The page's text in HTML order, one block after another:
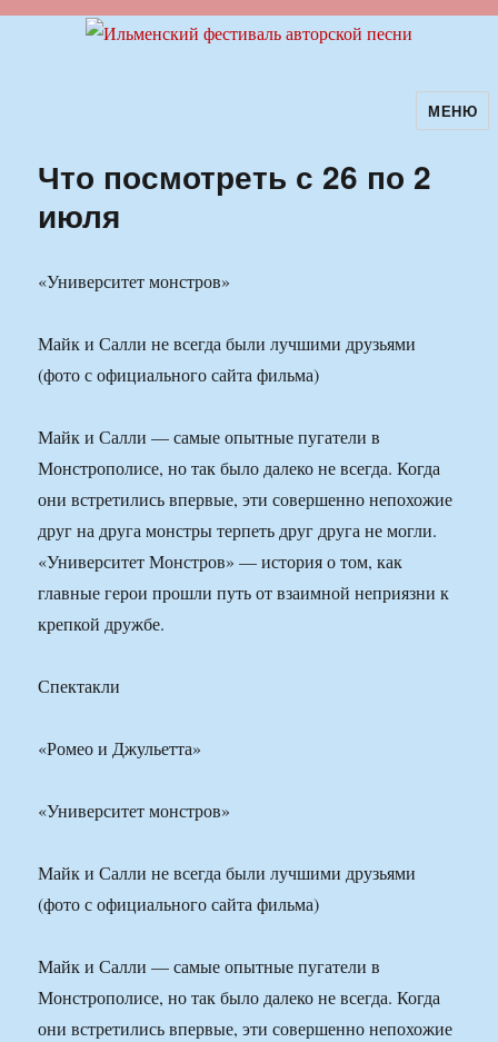
Ильменский фестиваль авторскойМЕНЮ
Что посмотреть с 26 по 2
июля
«Университет монстров»
Майк и Салли не всегда были лучшими друзьями
(фото с официального сайта фильма)
Майк и Салли — самые опытные пугатели в
Монстрополисе, но так было далеко не всегда. Когда
они встретились впервые, эти совершенно непохожие
друг на друга монстры терпеть друг друга не могли.
«Университет Монстров» — история о том, как
главные герои прошли путь от взаимной неприязни к
крепкой дружбе.
Спектакли
«Ромео и Джульетта»
«Университет монстров»
Майк и Салли не всегда были лучшими друзьями
(фото с официального сайта фильма)
Майк и Салли — самые опытные пугатели в
Монстрополисе, но так было далеко не всегда. Когда
они встретились впервые, эти совершенно непохожие